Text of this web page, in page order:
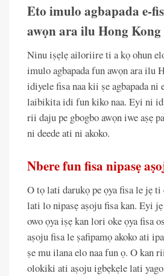
Eto imulo agbapada e-
awọn ara ilu Hong Kong
Ninu iṣẹlẹ ailoriire ti a kọ ohun
imulo agbapada fun awọn ara ilu
idiyele fisa naa kii ṣe agbapada ni
laibikita idi fun kiko naa. Eyi ni
rii daju pe gbogbo awọn iwe aṣẹ
ni deede ati ni akoko.
Nbere fun fisa nipasẹ
O tọ lati darukọ pe ọya fisa le jẹ
lati lo nipasẹ aṣoju fisa kan. Eyi
owo ọya iṣẹ kan lori oke ọya fisa
aṣoju fisa le ṣafipamọ akoko ati
ṣe mu ilana elo naa fun ọ. O kan
olokiki ati aṣoju igbẹkẹle lati